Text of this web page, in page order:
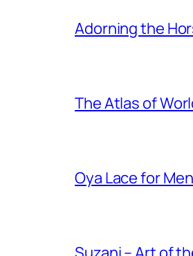
Adorning the
The Atlas of
Oya Lace for